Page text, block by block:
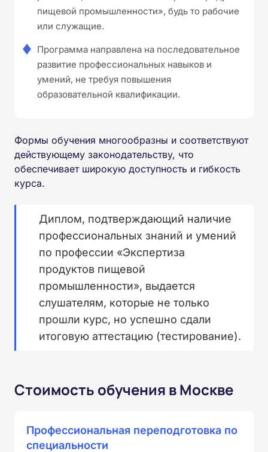
пищевой промышленности», будь то рабочие
или служащие.
Программа направлена на последовательное
развитие профессиональных навыков и
умений, не требуя повышения
образовательной квалификации.
Формы обучения многообразны и соответствуют
действующему законодательству, что
обеспечивает широкую доступность и гибкость
курса.
Диплом, подтверждающий наличие
профессиональных знаний и умений
по профессии «Экспертиза
продуктов пищевой
промышленности», выдается
слушателям, которые не только
прошли курс, но успешно сдали
итоговую аттестацию (тестирование).
Стоимость обучения в Москве
Профессиональная переподготовка по
специальности